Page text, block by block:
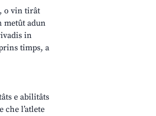
o vin tirât
metût adun
in
timps, a
e abilitâts
l’atlete